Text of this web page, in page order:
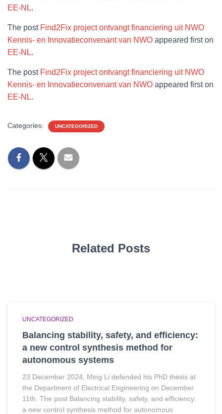
EE-NL.
The post Find2Fix project ontvangt financiering uit NWO
Kennis- en Innovatieconvenant van NWO appeared first on
EE-NL.
The post Find2Fix project ontvangt financiering uit NWO
Kennis- en Innovatieconvenant van NWO appeared first on
EE-NL.
Categories: UNCATEGORIZED
Related Posts
UNCATEGORIZED
Balancing stability, safety, and efficiency:
a new control synthesis method for
autonomous systems
23 December 2024: Ming Li defended his PhD thesis at
the Department of Electrical Engineering on December
11th. The post Balancing stability, safety, and efficiency:
a new control synthesis method for autonomous